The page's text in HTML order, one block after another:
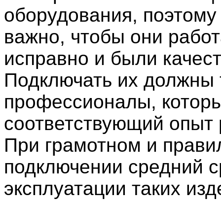
оборудования,
важно, чтобы они
исправно и были
Подключать их должны
профессионалы,
соответствующий опыт
При грамотном и
подключении средний
эксплуатации таких